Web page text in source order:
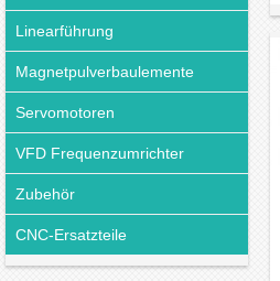
Linearführung
Magnetpulverbaulemente
Servomotoren
VFD Frequenzumrichter
Zubehör
CNC-Ersatzteile